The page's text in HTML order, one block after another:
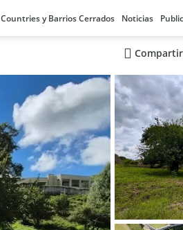
Countries y Barrios Cerrados Noticias
Compartir